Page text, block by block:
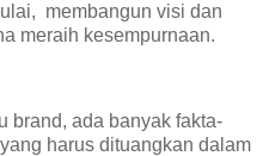
membangun visi dan
meraih kesempurnaan.
brand, ada banyak fakta-
harus dituangkan dalam